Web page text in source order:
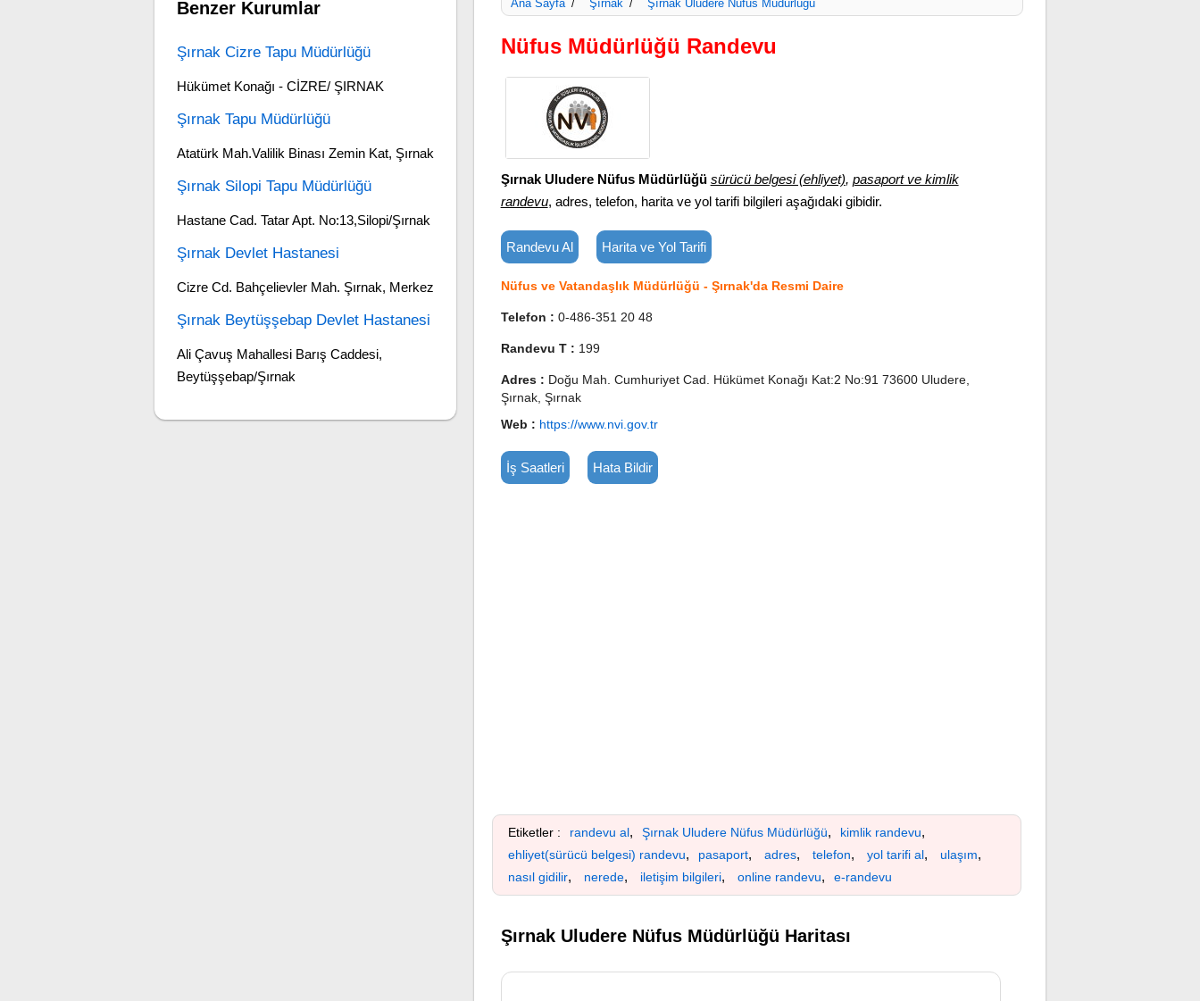
Ana Sayfa / Şırnak / Şırnak Uludere Nüfus Müdürlüğü
Nüfus Müdürlüğü Randevu
Şırnak Uludere Nüfus Müdürlüğü sürücü belgesi (ehliyet), pasaport ve kimlik
randevu, adres, telefon, harita ve yol tarifi bilgileri aşağıdaki gibidir.
Randevu Al Harita ve Yol Tarifi
Nüfus ve Vatandaşlık Müdürlüğü - Şırnak'da Resmi Daire
Telefon : 0-486-351 20 48
Randevu T : 199
Adres : Doğu Mah. Cumhuriyet Cad. Hükümet Konağı Kat:2 No:91 73600 Uludere,
Şırnak, Şırnak
Web : https://www.nvi.gov.tr
İş Saatleri Hata Bildir
Etiketler : randevu al, Şırnak Uludere Nüfus Müdürlüğü, kimlik randevu,
ehliyet(sürücü belgesi) randevu, pasaport, adres, telefon, yol tarifi al, ulaşım,
nasıl gidilir, nerede, iletişim bilgileri, online randevu, e-randevu
Şırnak Uludere Nüfus Müdürlüğü Haritası
Benzer Kurumlar
Şırnak Cizre Tapu Müdürlüğü
Hükümet Konağı - CİZRE/ ŞIRNAK
Şırnak Tapu Müdürlüğü
Atatürk Mah.Valilik Binası Zemin Kat, Şırnak
Şırnak Silopi Tapu Müdürlüğü
Hastane Cad. Tatar Apt. No:13,Silopi/Şırnak
Şırnak Devlet Hastanesi
Cizre Cd. Bahçelievler Mah. Şırnak, Merkez
Şırnak Beytüşşebap Devlet Hastanesi
Ali Çavuş Mahallesi Barış Caddesi,
Beytüşşebap/Şırnak